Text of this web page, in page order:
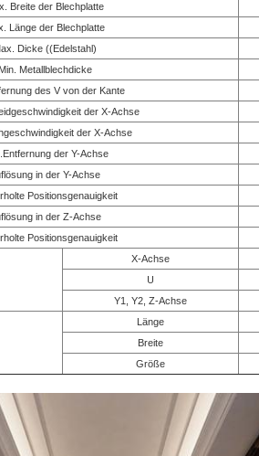
Breite der Blechplatte
Länge der Blechplatte
Dicke ((Edelstahl)
Min. Metallblechdicke
des V von der Kante
der X-Achse
der X-Achse
der Y-Achse
in der Y-Achse
Positionsgenauigkeit
in der Z-Achse
Positionsgenauigkeit
X-Achse
U
Y1, Y2, Z-Achse
Länge
Breite
Größe